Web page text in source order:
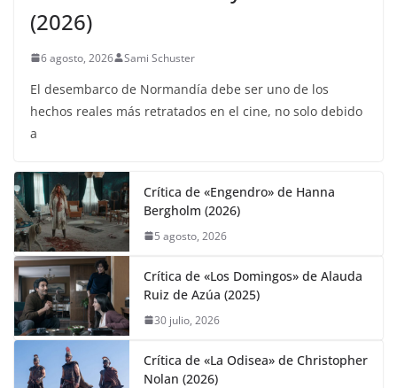
(2026)
6 agosto, 2026 Sami Schuster
El desembarco de Normandía debe ser uno de los
hechos reales más retratados en el cine, no solo debido
a
Crítica de «Engendro» de Hanna
Bergholm (2026)
5 agosto, 2026
Crítica de «Los Domingos» de Alauda
Ruiz de Azúa (2025)
30 julio, 2026
Crítica de «La Odisea» de Christopher
Nolan (2026)